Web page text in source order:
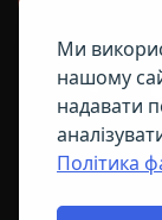
Ми
нашому
надавати
Політика